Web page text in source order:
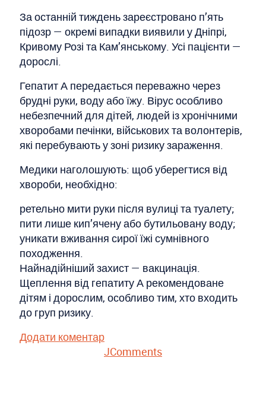
За останній тиждень зареєстровано п’ять
підозр — окремі випадки виявили у Дніпрі,
Кривому Розі та Кам’янському. Усі пацієнти —
дорослі.
Гепатит А передається переважно через
брудні руки, воду або їжу. Вірус особливо
небезпечний для дітей, людей із хронічними
хворобами печінки, військових та волонтерів,
які перебувають у зоні ризику зараження.
Медики наголошують: щоб уберегтися від
хвороби, необхідно:
ретельно мити руки після вулиці та туалету;
пити лише кип’ячену або бутильовану воду;
уникати вживання сирої їжі сумнівного
походження.
Найнадійніший захист — вакцинація.
Щеплення від гепатиту А рекомендоване
дітям і дорослим, особливо тим, хто входить
до груп ризику.
Додати коментар
JComments